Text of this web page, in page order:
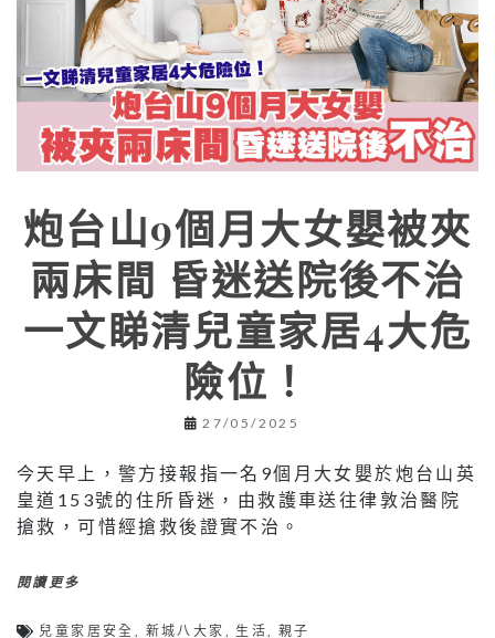
炮台山9個月大女嬰被夾
兩床間 昏迷送院後不治
一文睇清兒童家居4大危
險位！
27/05/2025
今天早上，警方接報指一名9個月大女嬰於炮台山英
皇道153號的住所昏迷，由救護車送往律敦治醫院
搶救，可惜經搶救後證實不治。
閱讀更多
兒童家居安全 , 新城八大家 , 生活,親子